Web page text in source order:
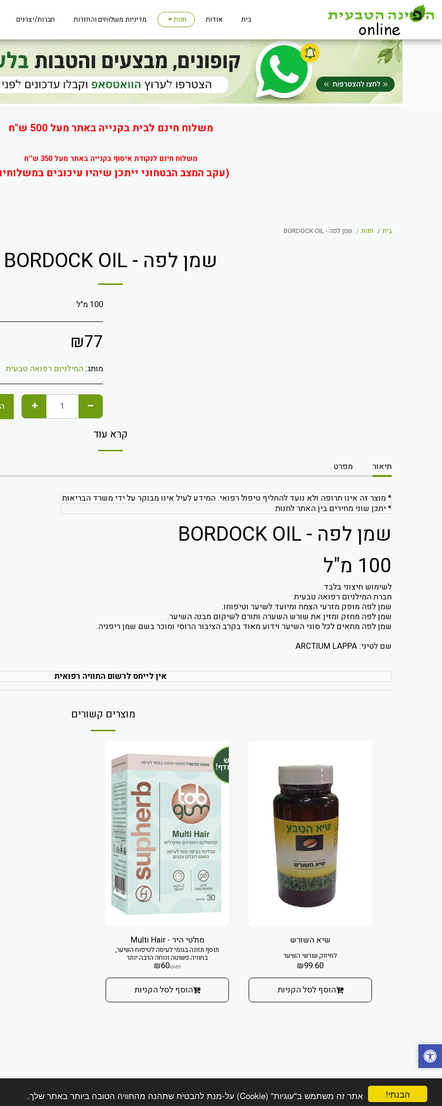
הבנתי! אתר זה משתמש ב"עוגיות" (Cookie) על-מנת להבטיח שתהנה מהחוויה הטובה ביותר באתר שלך.
משלוח חינם לבית בקנייה באתר מעל 500 ש"ח
משלוח חינם לנקודת איסוף בקנייה באתר מעל 350 ש''ח
(עקב המצב הבטחוני ייתכן שיהיו עיכובים
בית אודות חנות מדיניות משלוחים והחזרות חברות/יצרנים
בית חנות שמן לפה - BORDOCK OIL
שמן לפה - BORDOCK OIL
100 מ"ל
₪77
מותג: המילניום רפואה טבעית
קרא עוד
תיאור מפרט
* מוצר זה אינו תרופה ולא נועד להחליף טיפול רפואי. המידע לעיל אינו מבוקר על ידי משרד הבריאות
* יתכן שוני מחירים בין האתר לחנות
שמן לפה - BORDOCK OIL
100 מ"ל
לשימוש חיצוני בלבד
חברת המילניום רפואה טבעית
שמן לפה מופק מזרעי הצמח ומיועד לשיער וטיפוחו.
שמן לפה מחזק ומזין את שורש השערה ותורם לשיקום מבנה השיער.
שמן לפה מתאים לכל סוגי השיער וידוע מאוד בקרב הציבור הרוסי ומוכר בשם שמן ריפניה.
שם לטיני: ARCTIUM LAPPA
אין לייחס לרשום התוויה רפואית
מוצרים קשורים
שיא השורש
לחיזוק שורשי השיער
₪99.60
הוסף לסל הקניות
מולטי היר - Multi Hair
תוסף תזונה בגומי לעיסה לטיפוח השיער,
בחוויה פשוטה ונוחה הרבה יותר
₪89
₪60
הוסף לסל הקניות